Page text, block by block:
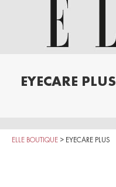
EYECARE PLUS
ELLE BOUTIQUE > EYECARE PLUS